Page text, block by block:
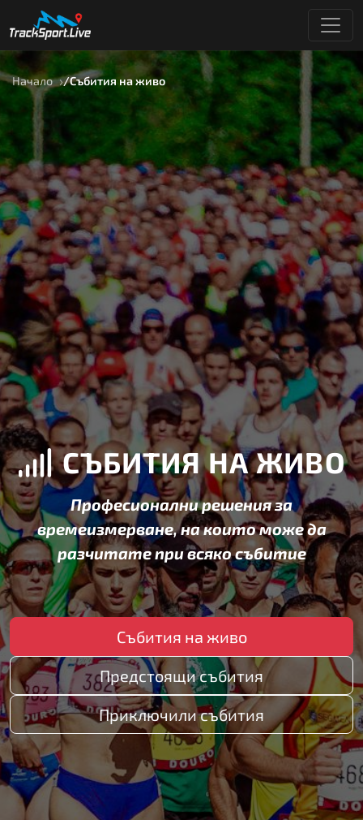
Начало Събития на живо
СЪБИТИЯ НА ЖИВО
Професионални решения за
времеизмерване, на които може да
разчитате при всяко събитие
Събития на живо
Предстоящи събития
Приключили събития